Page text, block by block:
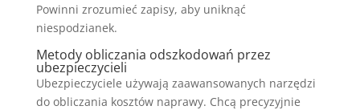
Powinni zrozumieć zapisy, aby uniknąć
niespodzianek.
Metody obliczania odszkodowań przez
ubezpieczycieli
Ubezpieczyciele używają zaawansowanych narzędzi
do obliczania kosztów naprawy. Chcą precyzyjnie